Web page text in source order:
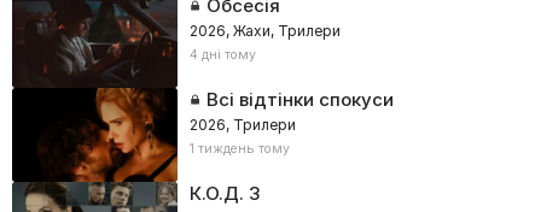
Обсесія
2026, Жахи, Трилери
4 дні тому
Всі відтінки спокуси
2026, Трилери
1 тиждень тому
К.О.Д. 3